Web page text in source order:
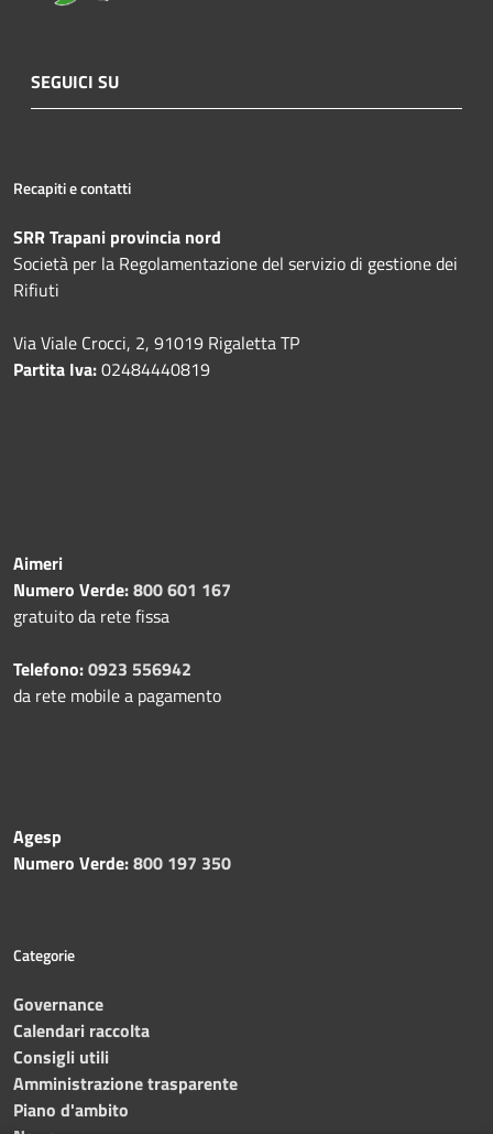
SEGUICI SU
Recapiti e contatti
SRR Trapani provincia nord
Società per la Regolamentazione del servizio di gestione dei
Rifiuti
Via Viale Crocci, 2, 91019 Rigaletta TP
Partita Iva:02484440819
Aimeri
Numero Verde:800 601 167
gratuito da rete fissa
Telefono:0923 556942
da rete mobile a pagamento
Agesp
Numero Verde:800 197 350
Categorie
Governance
Calendari raccolta
Consigli utili
Amministrazione trasparente
Piano d'ambito